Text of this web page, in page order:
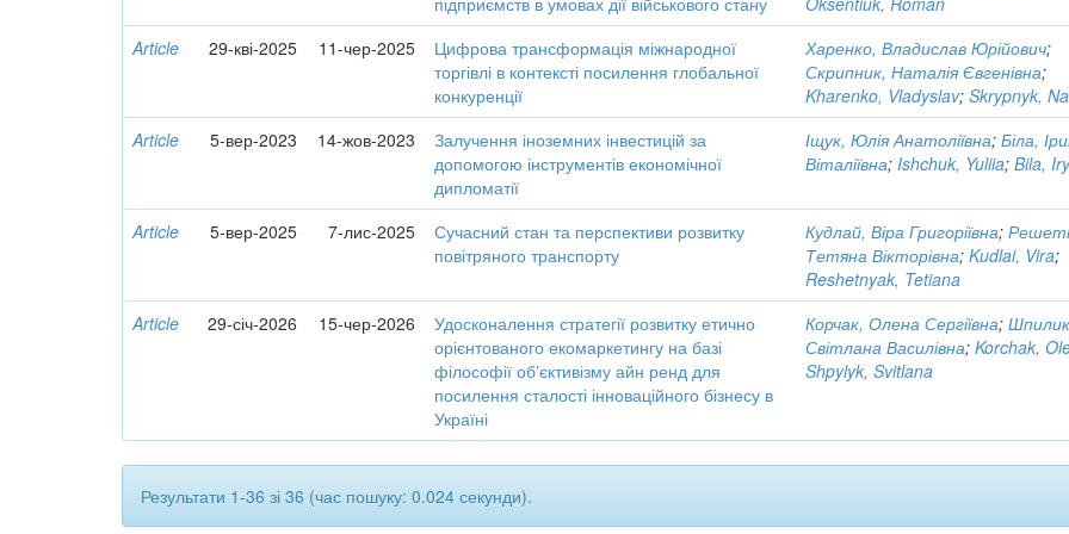
Article
29-кві-2025 11-чер-2025
Цифрова трансформація міжнародної
торгівлі в контексті посилення глобальної
конкуренції
Харенко, Владислав Юрійович;
Скрипник, Наталія Євгенівна;
Kharenko, Vladyslav;Skrypnyk,
Article
5-вер-2023 14-жов-2023
Залучення іноземних інвестицій за
допомогою інструментів економічної
дипломатії
Іщук, Юлія Анатоліївна;Біла,
Віталіївна;Ishchuk, Yuliia;Bila,
Article 5-вер-2025 7-лис-2025
Сучасний стан та перспективи розвитку
повітряного транспорту
Кудлай, Віра Григоріївна;
Тетяна Вікторівна;Kudlai, Vira;
Reshetnyak, Tetiana
Article
29-січ-2026 15-чер-2026
Удосконалення стратегії розвитку етично
орієнтованого екомаркетингу на базі
філософії обʼєктивізму айн ренд для
посилення сталості інноваційного бізнесу в
Україні
Корчак, Олена Сергіївна;
Світлана Василівна;Korchak,
Shpylyk, Svitlana
Результати 1-36 зі 36 (час пошуку: 0.024 секунди).